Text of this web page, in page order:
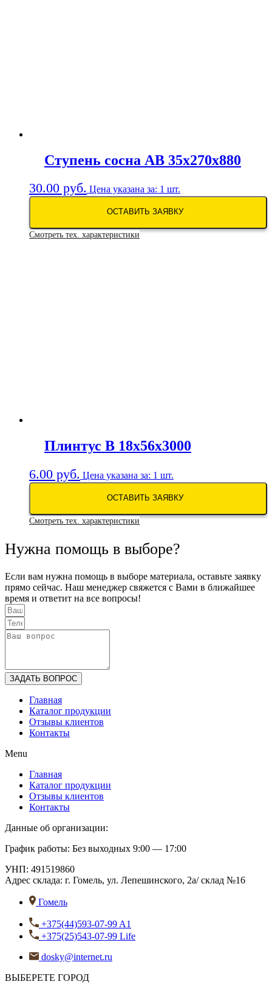
Ступень сосна АВ 35х270х880
30.00 руб. Цена указана за: 1 шт.
ОСТАВИТЬ ЗАЯВКУ
Смотреть тех. характеристики
Плинтус В 18х56х3000
6.00 руб. Цена указана за: 1 шт.
ОСТАВИТЬ ЗАЯВКУ
Смотреть тех. характеристики
Нужна помощь в выборе?
Если вам нужна помощь в выборе материала, оставьте заявку
прямо сейчас. Наш менеджер свяжется с Вами в ближайшее
время и ответит на все вопросы!
ЗАДАТЬ ВОПРОС
Главная
Каталог продукции
Отзывы клиентов
Контакты
Menu
Главная
Каталог продукции
Отзывы клиентов
Контакты
Данные об организации:
График работы: Без выходных 9:00 — 17:00
УНП: 491519860
Адрес склада: г. Гомель, ул. Лепешинского, 2а/ склад №16
Гомель
+375(44)593-07-99 A1
+375(25)543-07-99 Life
dosky@internet.ru
ВЫБЕРЕТЕ ГОРОД